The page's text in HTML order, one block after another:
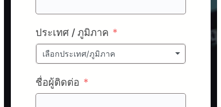
ประเทศ / ภูมิภาค
เลือกประเทศ/ภูมิภาค
ชื่อผู้ติดต่อ